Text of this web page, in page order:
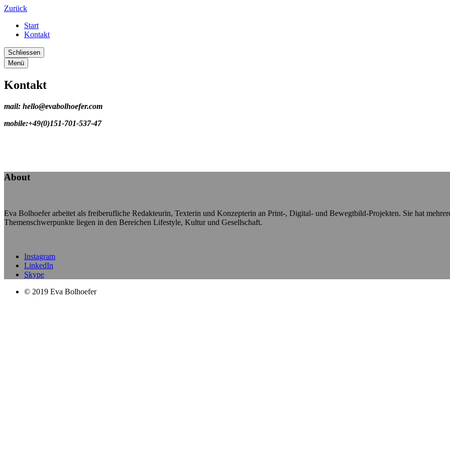
Zurück
Start
Kontakt
Schliessen
Menü
Kontakt
mail: hello@evabolhoefer.com
mobile:+49(0)151-701-537-47
About
Eva Bolhoefer arbeitet als freiberufliche Redakteurin, Texterin und Konzepterin an Print-, Digital- und Bewegtbild-Projekten. Sie hat
Themenschwerpunkte liegen in den Bereichen Lifestyle, Kultur und Gesellschaft.
Instagram
LinkedIn
Skype
© 2019 Eva Bolhoefer